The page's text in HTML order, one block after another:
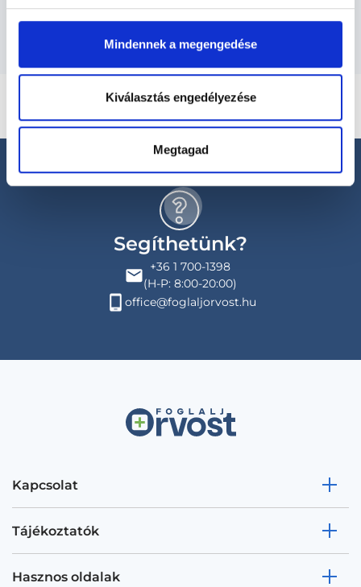
Mindennek a megengedése
Kiválasztás engedélyezése
Megtagad
Segíthetünk?
+36 1 700-1398
(H-P: 8:00-20:00)
office@foglaljorvost.hu
Kapcsolat
Tájékoztatók
Hasznos oldalak